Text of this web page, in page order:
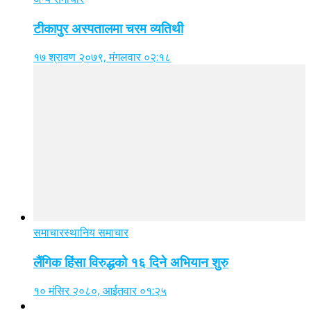
टीकापुर अस्पतालमा चरम व्यतिथी
१७ श्रावण २०७९, मंगलवार ०२:१८
समाचारस्थानिय समाचार
लैंगिक हिंसा विरुद्धको १६ दिने अभियान शुरु
१० मंसिर २०८०, आईतवार ०१:२५